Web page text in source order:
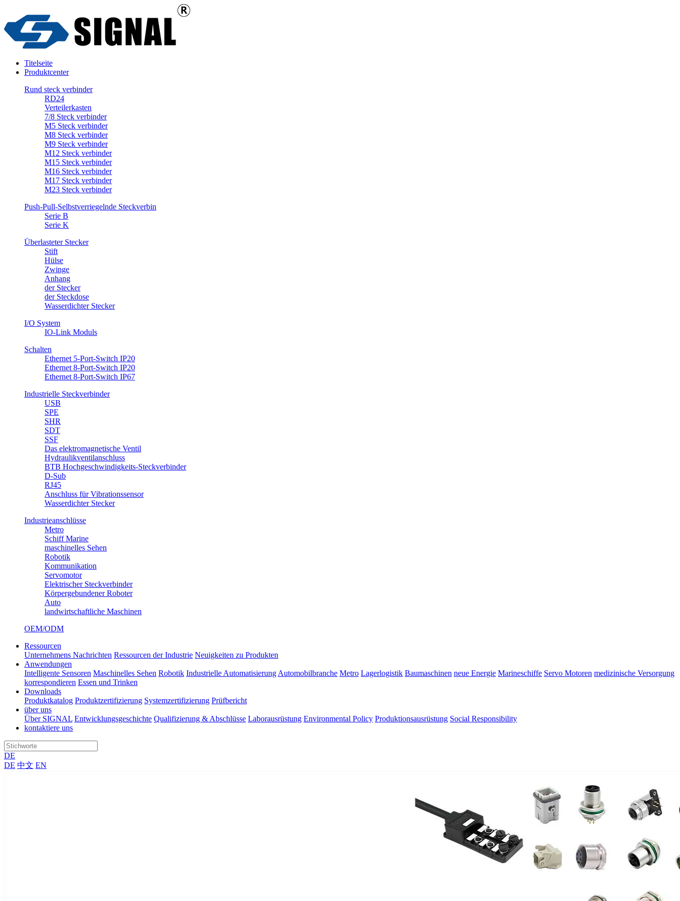
Titelseite
Produktcenter
Rund steck verbinder
RD24
Verteilerkasten
7/8 Steck verbinder
M5 Steck verbinder
M8 Steck verbinder
M9 Steck verbinder
M12 Steck verbinder
M15 Steck verbinder
M16 Steck verbinder
M17 Steck verbinder
M23 Steck verbinder
Push-Pull-Selbstverriegelnde Steckverbin
Serie B
Serie K
Überlasteter Stecker
Stift
Hülse
Zwinge
Anhang
​der Stecker
der Steckdose
Wasserdichter Stecker
I/O System
IO-Link Moduls
Schalten
Ethernet 5-Port-Switch IP20
Ethernet 8-Port-Switch IP20
Ethernet 8-Port-Switch IP67
Industrielle Steckverbinder
USB
SPE
SHR
SDT
SSF
Das elektromagnetische Ventil
Hydraulikventilanschluss
BTB Hochgeschwindigkeits-Steckverbinder
D-Sub
RJ45
Anschluss für Vibrationssensor
Wasserdichter Stecker
Industrieanschlüsse
Metro
Schiff Marine
maschinelles Sehen
Robotik
Kommunikation
Servomotor
Elektrischer Steckverbinder
Körpergebundener Roboter
Auto
landwirtschaftliche Maschinen
OEM/ODM
Ressourcen
Unternehmens Nachrichten Ressourcen der Industrie Neuigkeiten zu Produkten
Anwendungen
Intelligente Sensoren Maschinelles Sehen Robotik Industrielle Automatisierung Automobilbranche Metro Lagerlogistik Baumaschinen neue Energie Marineschiffe Servo Motoren medizinische Versorgung
korrespondieren Essen und Trinken
Downloads
Produktkatalog Produktzertifizierung Systemzertifizierung Prüfbericht
über uns
Über SIGNAL Entwicklungsgeschichte Qualifizierung & Abschlüsse Laborausrüstung Environmental Policy Produktionsausrüstung Social Responsibility
kontaktiere uns
DE
DE 中文 EN